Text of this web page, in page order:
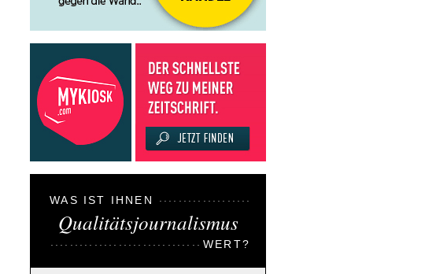
WAS IST IHNEN
Qualitätsjournalismus
WERT?